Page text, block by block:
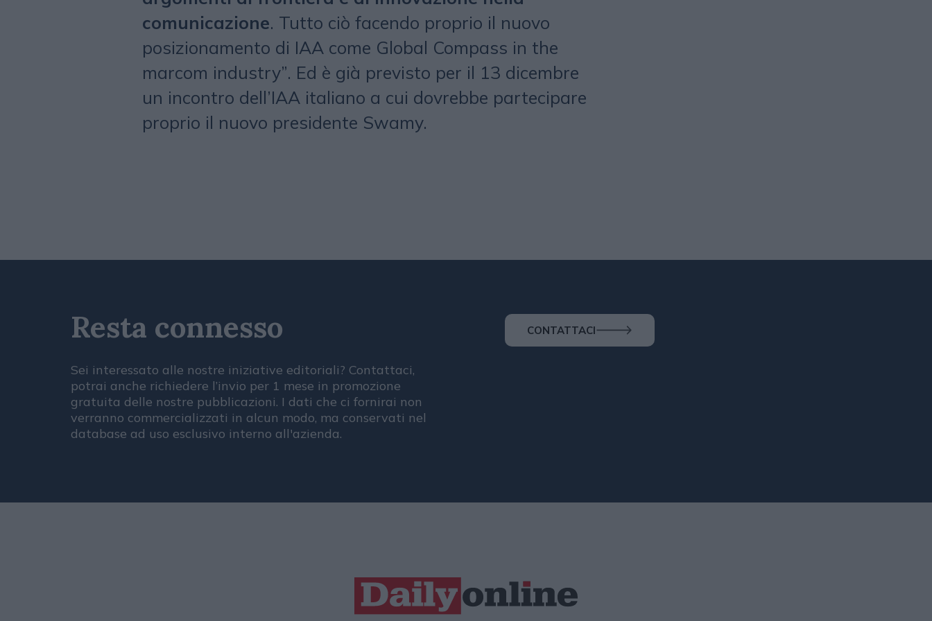
comunicazione. Tutto ciò facendo proprio il nuovo
posizionamento di IAA come Global Compass in the
marcom industry”. Ed è già previsto per il 13 dicembre
un incontro dell’IAA italiano a cui dovrebbe partecipare
proprio il nuovo presidente Swamy.
Resta connesso
Sei interessato alle nostre iniziative editoriali? Contattaci,
potrai anche richiedere l’invio per 1 mese in promozione
gratuita delle nostre pubblicazioni. I dati che ci fornirai non
verranno commercializzati in alcun modo, ma conservati nel
database ad uso esclusivo interno all'azienda.
CONTATTACI